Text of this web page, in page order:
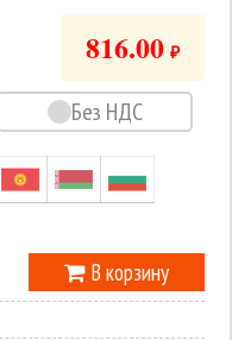
816.00 ₽
Без НДС
В корзину